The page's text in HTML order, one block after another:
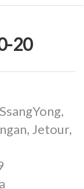
20
Jetour,